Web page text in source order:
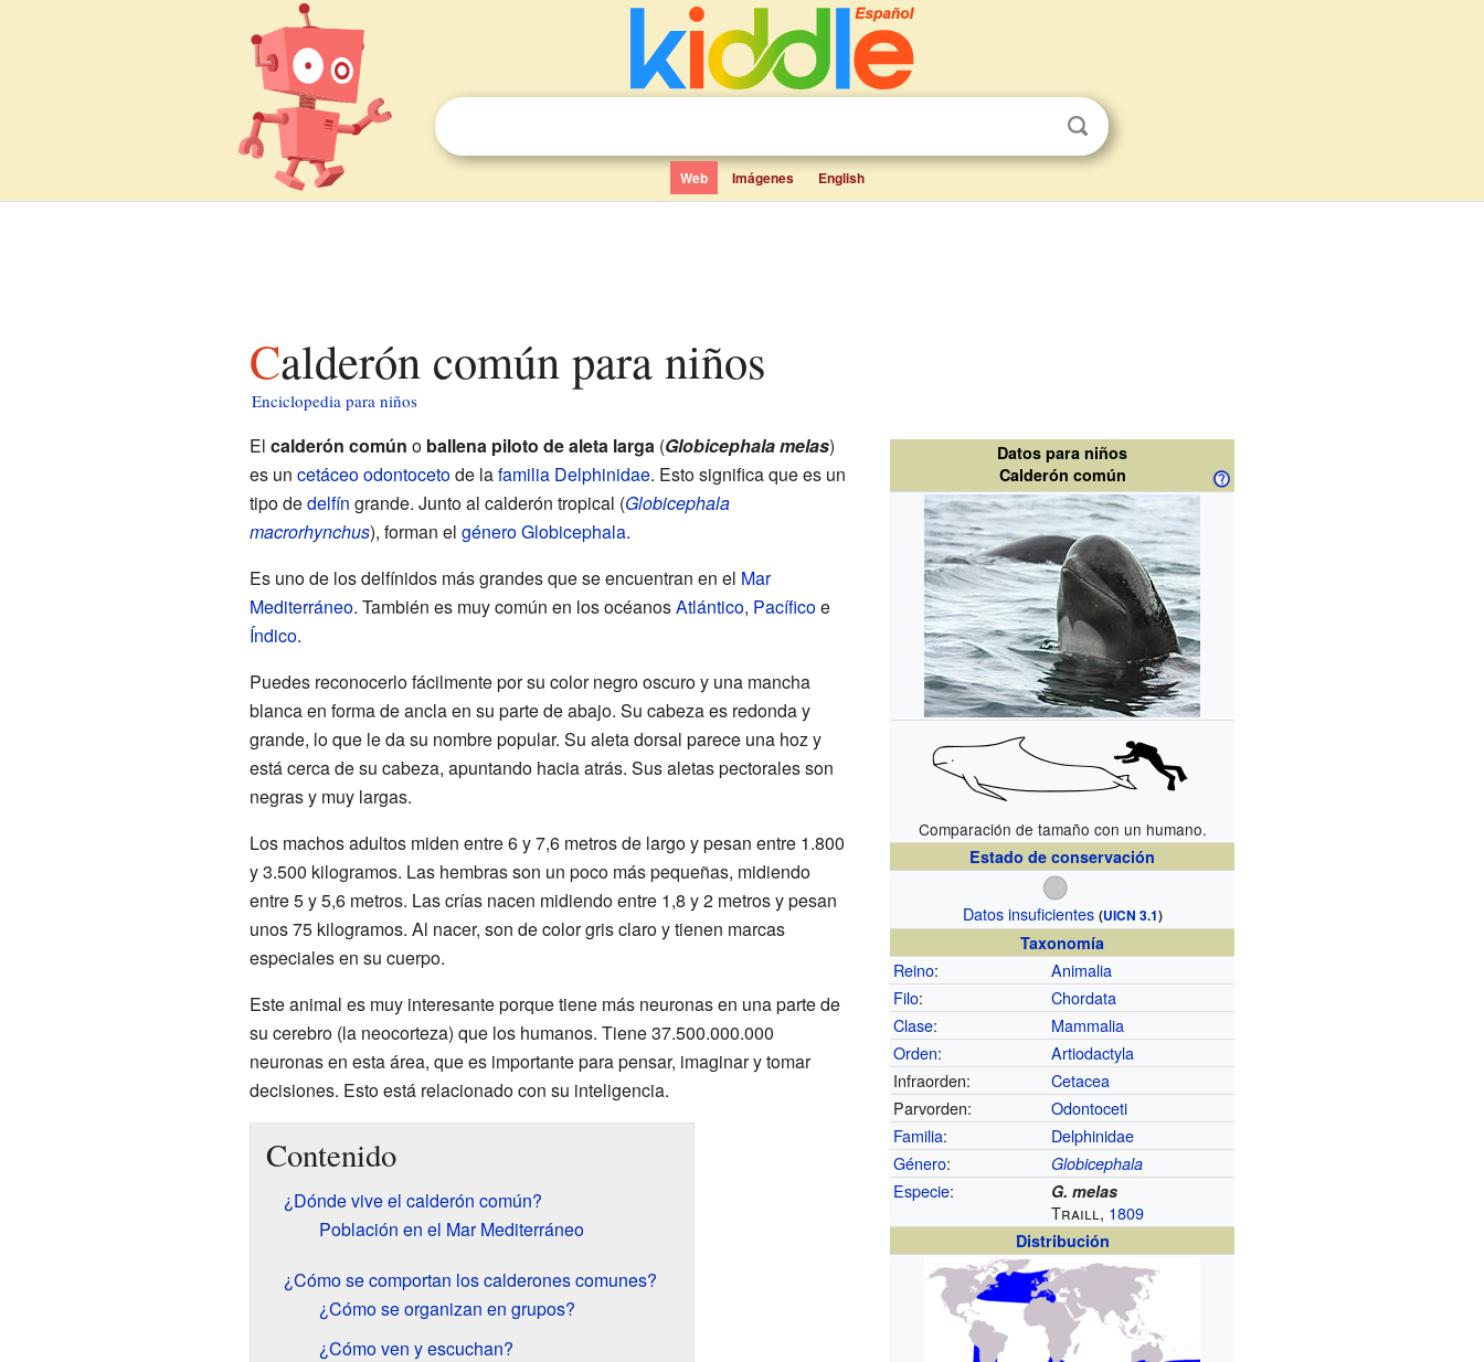
Web Imágenes English
Calderón común para niños
Enciclopedia para niños
Datos para niños
Calderón común
Comparación de tamaño con un humano.
Estado de conservación
Datos insuficientes (UICN 3.1)
Taxonomía
Reino:
Animalia
Filo:
Chordata
Clase:
Mammalia
Orden:
Artiodactyla
Infraorden:
Cetacea
Parvorden:
Odontoceti
Familia:
Delphinidae
Género: Globicephala
Especie: G. melas
Traill, 1809
Distribución
El calderón común o ballena piloto de aleta larga(Globicephala melas)
es un cetáceoodontocetode lafamilia Delphinidae. Esto significa que es un
tipo dedelfín grande. Junto al calderón tropical (Globicephala
macrorhynchus), forman el géneroGlobicephala.
Es uno de los delfínidos más grandes que se encuentran en el Mar
Mediterráneo. También es muy común en los océanosAtlántico, Pacíficoe
Índico.
Puedes reconocerlo fácilmente por su color negro oscuro y una mancha
blanca en forma de ancla en su parte de abajo. Su cabeza es redonda y
grande, lo que le da su nombre popular. Su aleta dorsal parece una hoz y
está cerca de su cabeza, apuntando hacia atrás. Sus aletas pectorales son
negras y muy largas.
Los machos adultos miden entre 6 y 7,6 metros de largo y pesan entre 1.800
y 3.500 kilogramos. Las hembras son un poco más pequeñas, midiendo
entre 5 y 5,6 metros. Las crías nacen midiendo entre 1,8 y 2 metros y pesan
unos 75 kilogramos. Al nacer, son de color gris claro y tienen marcas
especiales en su cuerpo.
Este animal es muy interesante porque tiene más neuronas en una parte de
su cerebro (la neocorteza) que los humanos. Tiene 37.500.000.000
neuronas en esta área, que es importante para pensar, imaginar y tomar
decisiones. Esto está relacionado con su inteligencia.
Contenido
¿Dónde vive el calderón común?
Población en el Mar Mediterráneo
¿Cómo se comportan los calderones comunes?
¿Cómo se organizan en grupos?
¿Cómo ven y escuchan?